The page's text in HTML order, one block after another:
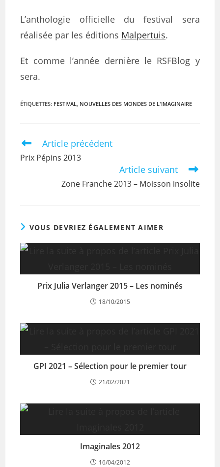
L’anthologie officielle du festival sera
réalisée par les éditions Malpertuis.
Et comme l’année dernière le RSFBlog y
sera.
ÉTIQUETTES: FESTIVAL, NOUVELLES DES MONDES DE L'IMAGINAIRE
Article précédent
Prix Pépins 2013
Article suivant
Zone Franche 2013 – Moisson insolite
VOUS DEVRIEZ ÉGALEMENT AIMER
Prix Julia Verlanger 2015 – Les nominés
18/10/2015
GPI 2021 – Sélection pour le premier tour
21/02/2021
Imaginales 2012
16/04/2012